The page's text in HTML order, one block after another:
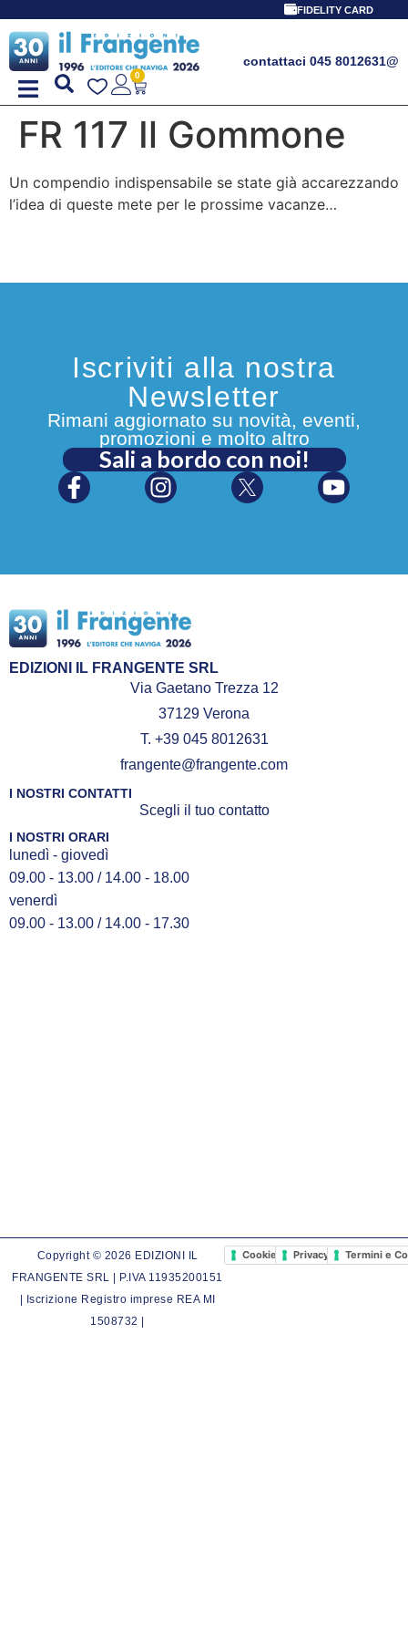
FIDELITY CARD
contattaci 045 8012631@
0
FR 117 Il Gommone
Un compendio indispensabile se state già accarezzando
l’idea di queste mete per le prossime vacanze…
Iscriviti alla nostra
Newsletter
Rimani aggiornato su novità, eventi,
promozioni e molto altro
Sali a bordo con noi!
EDIZIONI IL FRANGENTE SRL
Via Gaetano Trezza 12
37129 Verona
T. +39 045 8012631
frangente@frangente.com
I NOSTRI CONTATTI
Scegli il tuo contatto
I NOSTRI ORARI
lunedì - giovedì
09.00 - 13.00 / 14.00 - 18.00
venerdì
09.00 - 13.00 / 14.00 - 17.30
Copyright © 2026 EDIZIONI IL
FRANGENTE SRL | P.IVA 11935200151
| Iscrizione Registro imprese REA MI
1508732 |
Cookie PolicyPrivacy PolicyTermini e